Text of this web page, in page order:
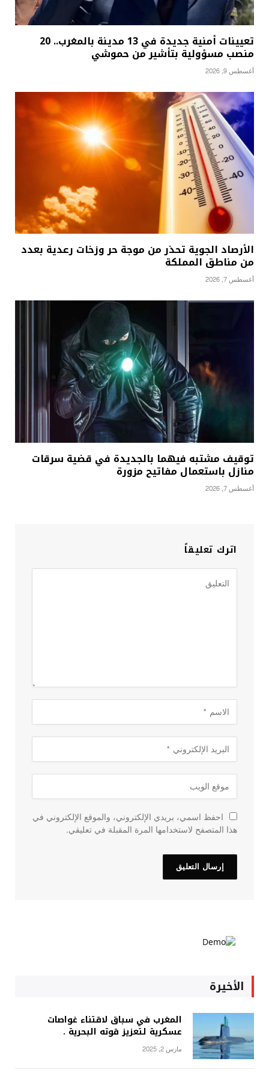
تعيينات أمنية جديدة في 13 مدينة بالمغرب.. 20
منصب مسؤولية بتأشير من حموشي
أغسطس 9, 2026
الأرصاد الجوية تحذر من موجة حر وزخات رعدية بعدد
من مناطق المملكة
أغسطس 7, 2026
توقيف مشتبه فيهما بالجديدة في قضية سرقات
منازل باستعمال مفاتيح مزورة
أغسطس 7, 2026
اترك تعليقاً
احفظ اسمي، بريدي الإلكتروني، والموقع الإلكتروني في
هذا المتصفح لاستخدامها المرة المقبلة في تعليقي.
الأخيرة
المغرب في سباق لاقتناء غواصات
عسكرية لتعزيز قوته البحرية .
مارس 2, 2025